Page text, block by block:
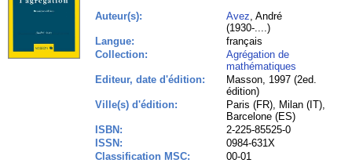
Auteur(s): Avez, André
(1930-....)
Langue:
français
Collection:
Agrégation de
mathématiques
Editeur, date d'édition:
Masson, 1997 (2ed.
édition)
Ville(s) d'édition:
Paris (FR), Milan (IT),
Barcelone (ES)
ISBN:
2-225-85525-0
ISSN:
0984-631X
Classification MSC:
00-01